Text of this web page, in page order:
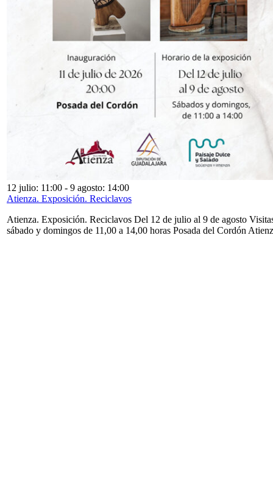
12 julio: 11:00 - 9 agosto: 14:00
Atienza. Exposición. Reciclavos
Atienza. Exposición. Reciclavos Del 12 de julio al 9 de agosto
sábado y domingos de 11,00 a 14,00 horas Posada del Cordón